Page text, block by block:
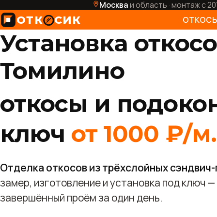
Москваи область · монтаж с
ОТК СИК
Установка
Томилино
откосы и
ключ от 1000 ₽/
Отделка откосов из трёхслойных
замер, изготовление и установка под ключ
завершённый проём за один день.